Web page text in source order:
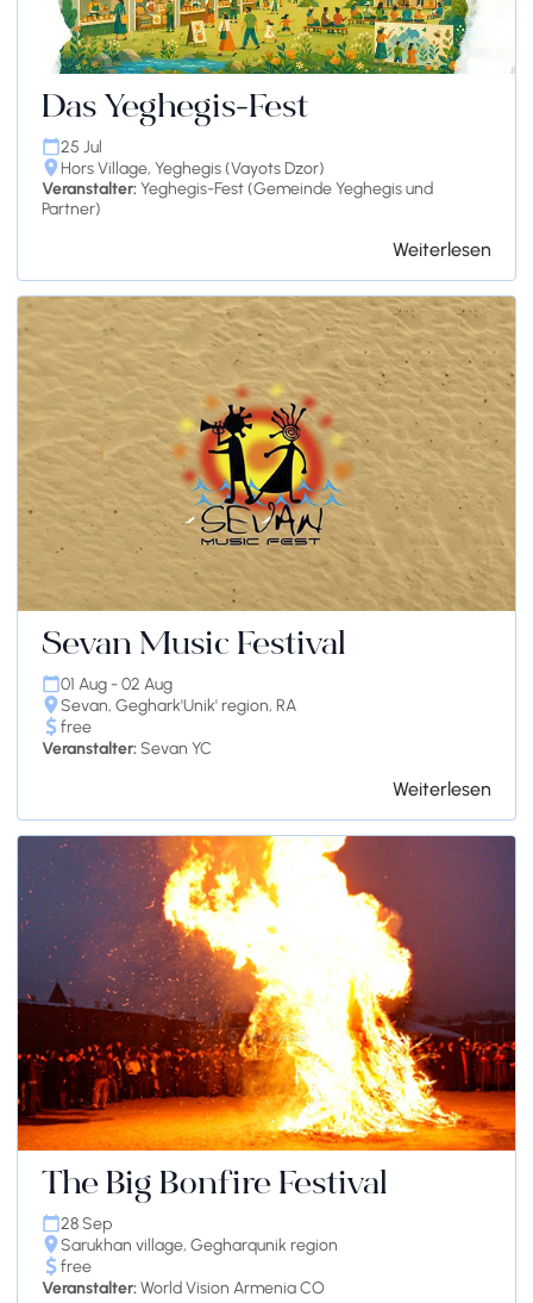
Das Yeghegis-Fest
25 Jul
Hors Village, Yeghegis (Vayots Dzor)
Veranstalter:Yeghegis-Fest (Gemeinde Yeghegis und
Partner)
Weiterlesen
Sevan Music Festival
01 Aug - 02 Aug
Sevan, Geghark'Unik' region, RA
free
Veranstalter:Sevan YC
Weiterlesen
The Big Bonfire Festival
28 Sep
Sarukhan village, Gegharqunik region
free
Veranstalter:World Vision Armenia CO